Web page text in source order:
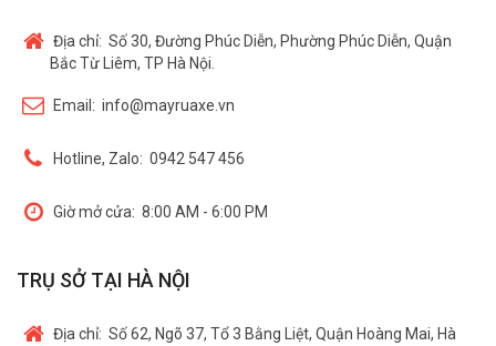
Địa chỉ: Số 30, Đường Phúc Diễn, Phường Phúc Diễn, Quận
Bắc Từ Liêm, TP Hà Nội.
Email: info@mayruaxe.vn
Hotline, Zalo: 0942 547 456
Giờ mở cửa: 8:00 AM - 6:00 PM
TRỤ SỞ TẠI HÀ NỘI
Địa chỉ: Số 62, Ngõ 37, Tổ 3 Bằng Liệt, Quận Hoàng Mai, Hà